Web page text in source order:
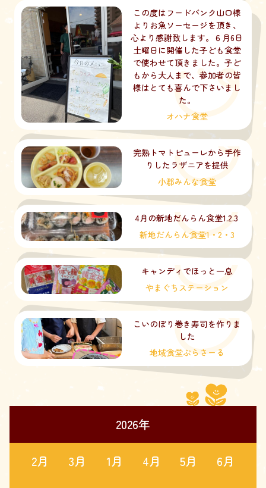
この度はフードバンク山口様
よりお魚ソーセージを頂き、
心より感謝致します。６月6日
土曜日に開催した子ども食堂
で使わせて頂きました。子ど
もから大人まで、参加者の皆
様はとても喜んで下さいまし
た。
オハナ食堂
完熟トマトピューレから手作
りしたラザニアを提供
小郡みんな食堂
4月の新地だんらん食堂1.2.3
新地だんらん食堂1・2・3
キャンディでほっと一息
やまぐちステーション
こいのぼり巻き寿司を作りま
した
地域食堂ぷらさーる
2026年
2月 3月 1月 4月 5月 6月